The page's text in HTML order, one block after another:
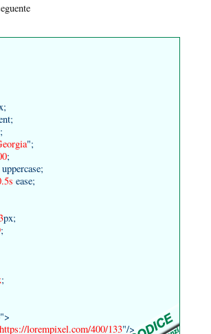
;
";
;
ease;
px;
;
;
https://lorempixel.com/400/133"/>